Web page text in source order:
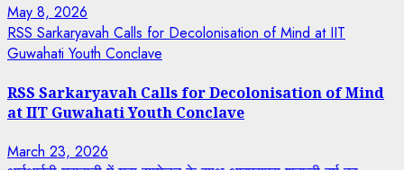
May 8, 2026
RSS Sarkaryavah Calls for Decolonisation of Mind at IIT
Guwahati Youth Conclave
RSS Sarkaryavah Calls for Decolonisation of Mind
at IIT Guwahati Youth Conclave
March 23, 2026